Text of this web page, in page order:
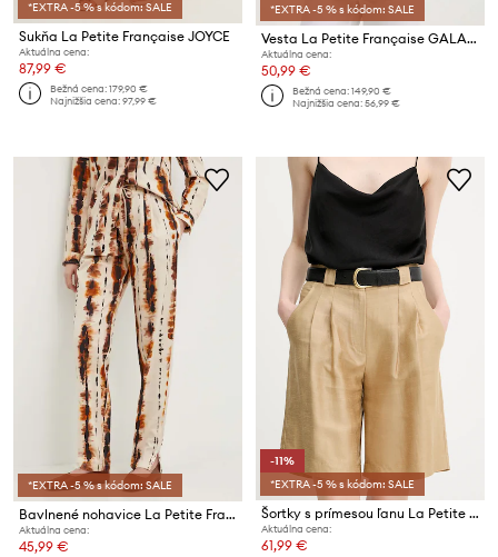
*EXTRA -5 % s kódom: SALE
Sukňa La Petite Française JOYCE
Aktuálna cena:
87,99 €
Bežná cena:179,90 €
Najnižšia cena:97,99 €
*EXTRA -5 % s kódom: SALE
Vesta La Petite Française GALAXIE
Aktuálna cena:
50,99 €
Bežná cena:149,90 €
Najnižšia cena:56,99 €
*EXTRA -5 % s kódom: SALE
Bavlnené nohavice La Petite Française PENDULE
Aktuálna cena:
45,99 €
-11%
*EXTRA -5 % s kódom: SALE
Šortky s prímesou ľanu La Petite Française SAVOUREUX
Aktuálna cena:
61,99 €